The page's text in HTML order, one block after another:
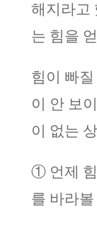
해지라고
는 힘을
힘이 빠
이 안 보
이 없는
① 언제 힘
를 바라